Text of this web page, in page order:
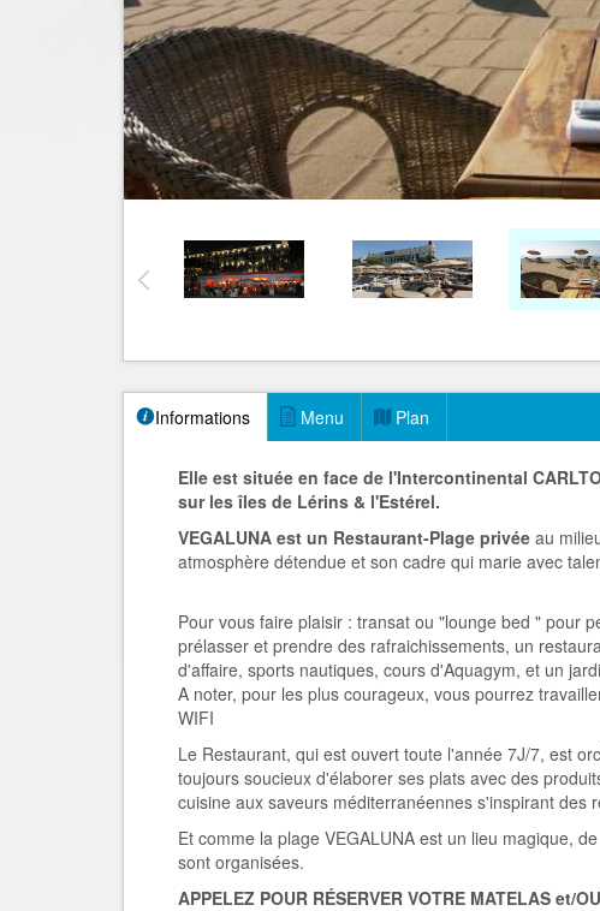
Informations Menu Plan
Elle est située en face de l'Intercontinental
sur les îles de Lérins & l'Estérel.
VEGALUNA est un Restaurant-Plage privée au
atmosphère détendue et son cadre qui marie avec
Pour vous faire plaisir : transat ou "lounge bed " pour
prélasser et prendre des rafraichissements, un
d'affaire, sports nautiques, cours d'Aquagym, et un
A noter, pour les plus courageux, vous pourrez
WIFI
Le Restaurant, qui est ouvert toute l'année 7J/7, est
toujours soucieux d'élaborer ses plats avec des
cuisine aux saveurs méditerranéennes s'inspirant des
Et comme la plage VEGALUNA est un lieu magique,
sont organisées.
APPELEZ POUR RÉSERVER VOTRE MATELAS et/